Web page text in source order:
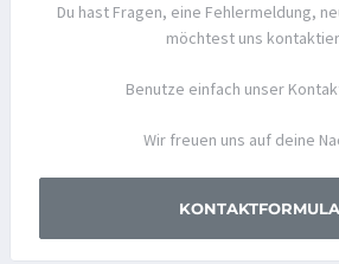
Du hast Fragen, eine Fehlermeldung,
möchtest uns
Benutze einfach unser
Wir freuen uns auf deine